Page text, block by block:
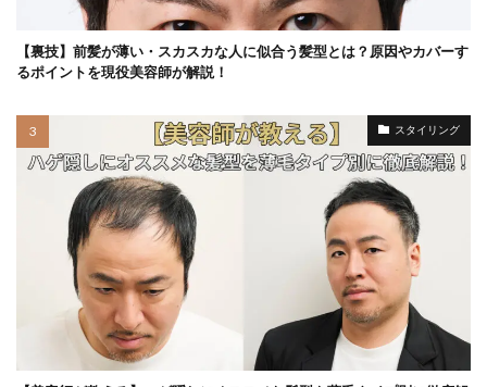
【裏技】前髪が薄い・スカスカな人に似合う髪型とは？原因やカバーす
るポイントを現役美容師が解説！
スタイリング